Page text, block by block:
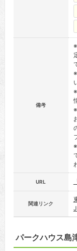
備考
URL
関連リンク
パークハウス島